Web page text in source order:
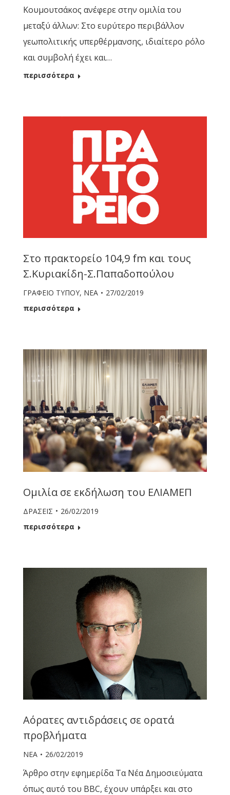
Κουμουτσάκος ανέφερε στην ομιλία του
μεταξύ άλλων: Στο ευρύτερο περιβάλλον
γεωπολιτικής υπερθέρμανσης, ιδιαίτερο ρόλο
και συμβολή έχει και…
περισσότερα
Στο πρακτορείο 104,9 fm και τους
Σ.Κυριακίδη-Σ.Παπαδοπούλου
ΓΡΑΦΕΙΟ ΤΥΠΟΥ, ΝΕΑ
27/02/2019
περισσότερα
Ομιλία σε εκδήλωση του ΕΛΙΑΜΕΠ
ΔΡΑΣΕΙΣ
26/02/2019
περισσότερα
Αόρατες αντιδράσεις σε ορατά
προβλήματα
ΝΕΑ 26/02/2019
Άρθρο στην εφημερίδα Τα Νέα Δημοσιεύματα
όπως αυτό του BBC, έχουν υπάρξει και στο